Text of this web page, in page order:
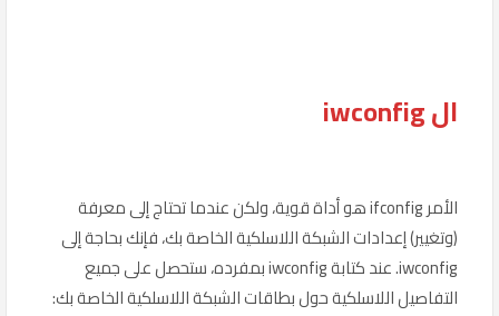
ال iwconfig
الأمر ifconfig هو أداة قوية، ولكن عندما تحتاج إلى معرفة
(وتغيير) إعدادات الشبكة اللاسلكية الخاصة بك، فإنك بحاجة إلى
iwconfig. عند كتابة iwconfig بمفرده، ستحصل على جميع
التفاصيل اللاسلكية حول بطاقات الشبكة اللاسلكية الخاصة بك: